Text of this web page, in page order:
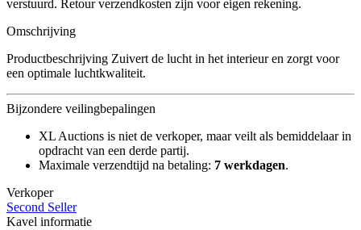
verstuurd. Retour verzendkosten zijn voor eigen rekening.
Omschrijving
Productbeschrijving Zuivert de lucht in het interieur en zorgt voor
een optimale luchtkwaliteit.
Bijzondere veilingbepalingen
XL Auctions is niet de verkoper, maar veilt als bemiddelaar in
opdracht van een derde partij.
Maximale verzendtijd na betaling: 7 werkdagen.
Verkoper
Second Seller
Kavel informatie